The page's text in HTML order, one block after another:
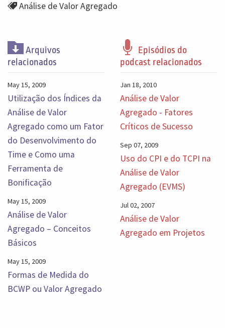
Análise de Valor Agregado
Arquivos
relacionados
May 15, 2009
Utilização dos Índices da
Análise de Valor
Agregado como um Fator
do Desenvolvimento do
Time e Como uma
Ferramenta de
Bonificação
May 15, 2009
Análise de Valor
Agregado – Conceitos
Básicos
May 15, 2009
Formas de Medida do
BCWP ou Valor Agregado
Episódios do
podcast relacionados
Jan 18, 2010
Análise de Valor
Agregado - Fatores
Críticos de Sucesso
Sep 07, 2009
Uso do CPI e do TCPI na
Análise de Valor
Agregado (EVMS)
Jul 02, 2007
Análise de Valor
Agregado em Projetos